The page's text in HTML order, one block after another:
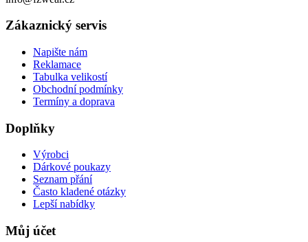
Zákaznický servis
Napište nám
Reklamace
Tabulka velikostí
Obchodní podmínky
Termíny a doprava
Doplňky
Výrobci
Dárkové poukazy
Seznam přání
Často kladené otázky
Lepší nabídky
Můj účet